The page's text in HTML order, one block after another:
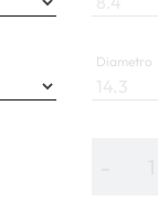
Diametro